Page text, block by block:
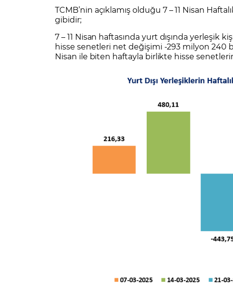
İŞLEM PLATFORMLARI
GCM Trader Eğitim Videoları GCM
Sorularla Borsa
Yurt Dışı Bilanço Takvimi
Yasal Bildirimler
TCMB’nin açıklamış olduğu 7 – 11 Nisan
gibidir;
7 – 11 Nisan haftasında yurt dışında yerleşik
hisse senetleri net değişimi -293 milyon 240
Nisan ile biten haftayla birlikte hisse